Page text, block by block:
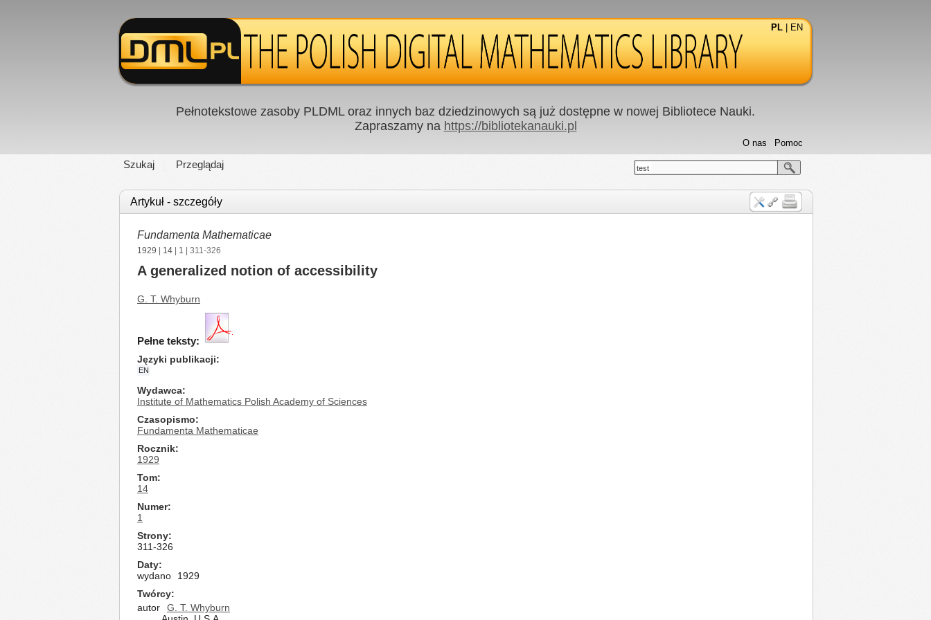
PL EN
Pełnotekstowe zasoby PLDML oraz innych baz dziedzinowych są już dostępne w nowej Bibliotece Nauki.
Zapraszamy na https://bibliotekanauki.pl
Szukaj Przeglądaj
Pomoc
O nas
test
Artykuł - szczegóły
Fundamenta Mathematicae
1929 14 1 | 311-326
A generalized notion of accessibility
G. T. Whyburn
Pełne teksty:
Języki publikacji
EN
Wydawca
Institute of Mathematics Polish Academy of Sciences
Czasopismo
Fundamenta Mathematicae
Rocznik
1929
Tom
14
Numer
1
Strony
311-326
Daty
wydano
1929
Twórcy
autor
G. T. Whyburn